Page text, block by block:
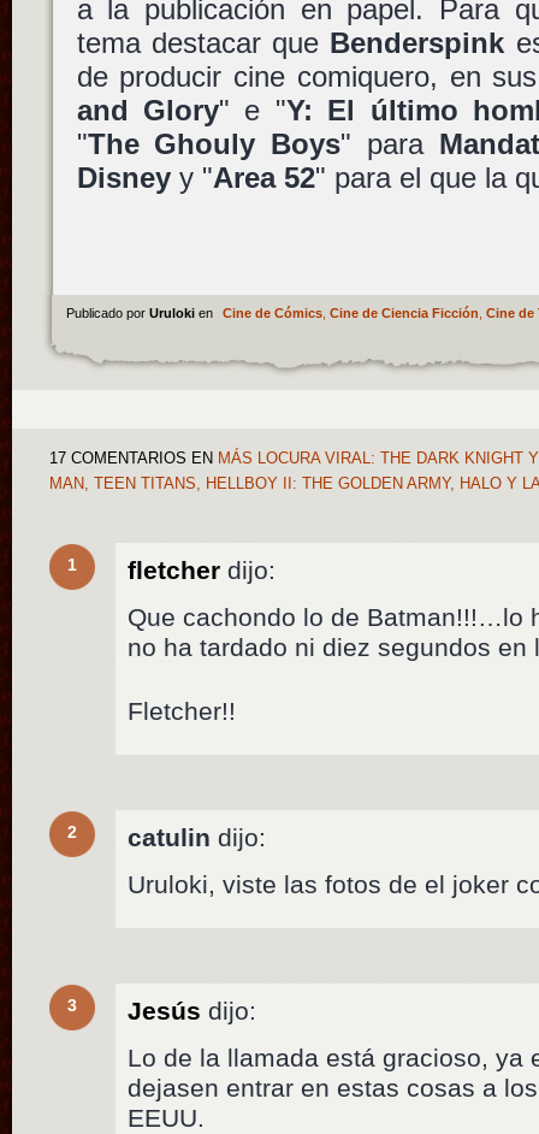
a la publicación en papel. Para
tema destacar que Benderspink
de producir cine comiquero, en
and Glory" e "Y: El último
"The Ghouly Boys" para
Disneyy "Area 52" para el que la
Publicado por Uruloki en Cine de Cómics, Cine de Ciencia Ficción Cine de
17 COMENTARIOS EN MÁS LOCURA VIRAL: THE DARK
MAN, TEEN TITANS, HELLBOY II: THE GOLDEN ARMY, HALO Y
1 fletcher dijo:
Que cachondo lo de Batman!!!…lo
no ha tardado ni diez segundos
Fletcher!!
2 catulin dijo:
Uruloki, viste las fotos de el joker
3 Jesús dijo:
Lo de la llamada está gracioso, ya
dejasen entrar en estas cosas a
EEUU.